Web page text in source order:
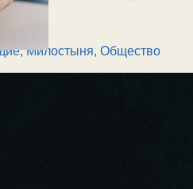
Милостыня, Общество